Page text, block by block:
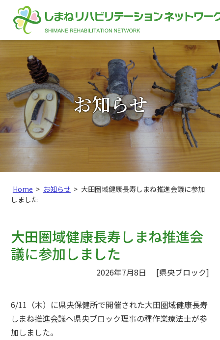
このページの本文へ
お知らせ
こ
の
ジ
の
位
置:
Home > お知らせ > 大田圏域健康長寿しまね推進会議に参加
しました
大田圏域健康長寿しまね推進会
議に参加しました
2026年7月8日 [県央ブロック]
6/11（木）に県央保健所で開催された大田圏域健康長寿
しまね推進会議へ県央ブロック理事の種作業療法士が参
加しました。